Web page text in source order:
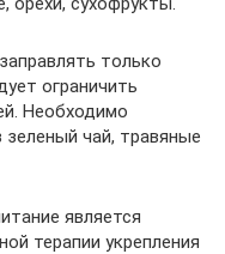
только
ограничить
Необходимо
зеленый чай, травяные
является
терапии укрепления